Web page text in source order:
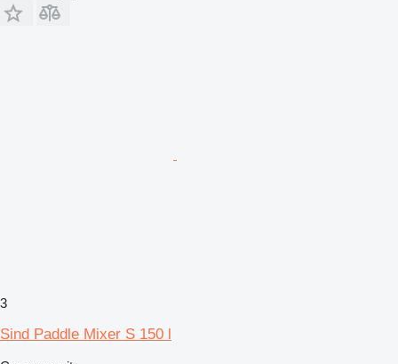
3
Sind Paddle Mixer S 150 l